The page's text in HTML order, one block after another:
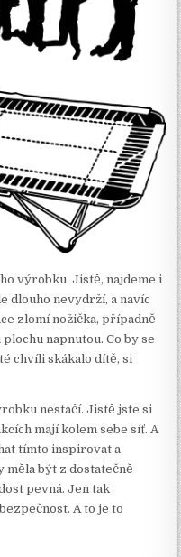
výrobku. Jistě, najdeme i
dlouho nevydrží, a navíc
zlomí nožička, případně
napnutou. Co by se
chvíli skákalo dítě, si
nestačí. Jistě jste si
mají kolem sebe síť. A
tímto inspirovat a
měla být z dostatečně
pevná. Jen tak
A to je to